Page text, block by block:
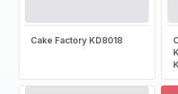
Cake Factory KD8018